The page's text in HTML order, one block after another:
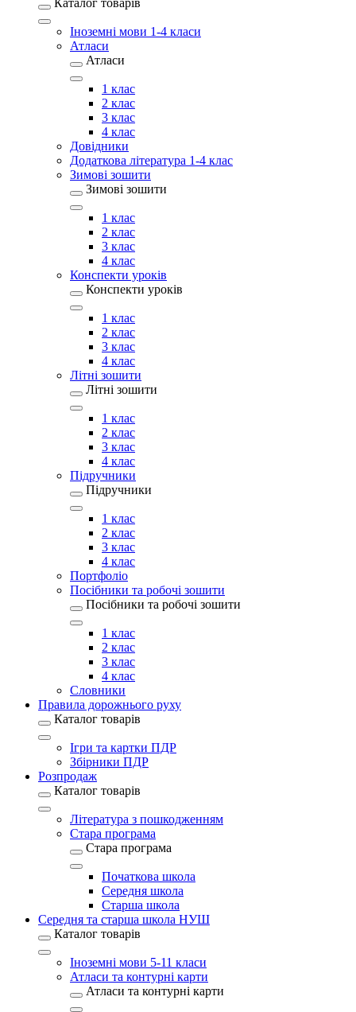
Каталог товарів
Іноземні мови 1-4 класи
Атласи
Атласи
1 клас
2 клас
3 клас
4 клас
Довідники
Додаткова література 1-4 клас
Зимові зошити
Зимові зошити
1 клас
2 клас
3 клас
4 клас
Конспекти уроків
Конспекти уроків
1 клас
2 клас
3 клас
4 клас
Літні зошити
Літні зошити
1 клас
2 клас
3 клас
4 клас
Підручники
Підручники
1 клас
2 клас
3 клас
4 клас
Портфоліо
Посібники та робочі зошити
Посібники та робочі зошити
1 клас
2 клас
3 клас
4 клас
Словники
Правила дорожнього руху
Каталог товарів
Ігри та картки ПДР
Збірники ПДР
Розпродаж
Каталог товарів
Література з пошкодженням
Стара програма
Стара програма
Початкова школа
Середня школа
Старша школа
Середня та старша школа НУШ
Каталог товарів
Іноземні мови 5-11 класи
Атласи та контурні карти
Атласи та контурні карти